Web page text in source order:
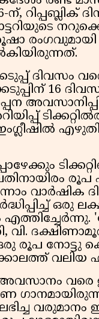
ന്, റിപ്പബ്ലിക്
രംഗവുമായി
ദിവസം വരെ
16
വാർഷിക
ഒരു
വി.
'ഒരു രൂപ
വലിയ
വരെ